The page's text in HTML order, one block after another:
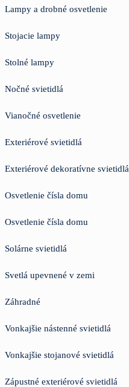
Lampy a drobné osvetlenie
Stojacie lampy
Stolné lampy
Nočné svietidlá
Vianočné osvetlenie
Exteriérové svietidlá
Exteriérové dekoratívne svietidlá
Osvetlenie čísla domu
Osvetlenie čísla domu
Solárne svietidlá
Svetlá upevnené v zemi
Záhradné
Vonkajšie nástenné svietidlá
Vonkajšie stojanové svietidlá
Zápustné exteriérové svietidlá